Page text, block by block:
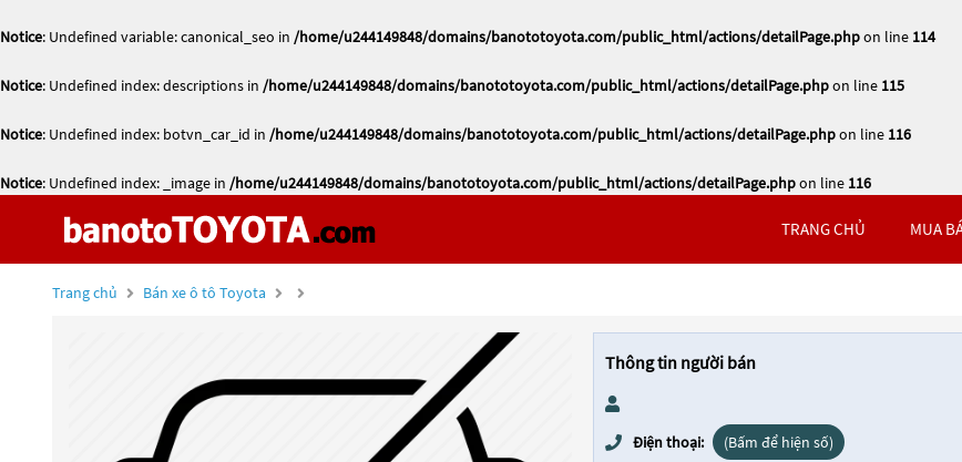
Notice: Undefined variable: canonical_seo in /home/u244149848/domains/banototoyota.com/public_html/actions/detailPage.phpon line 114
Notice: Undefined index: descriptions in /home/u244149848/domains/banototoyota.com/public_html/actions/detailPage.phpon line 115
Notice: Undefined index: botvn_car_id in /home/u244149848/domains/banototoyota.com/public_html/actions/detailPage.phpon line 116
Notice: Undefined index: _image in /home/u244149848/domains/banototoyota.com/public_html/actions/detailPage.phpon line 116
TRANG CHỦ MUA
Trang chủ Bán xe ô tô Toyota
Thông tin người bán
Điện thoại: (Bấm để hiện số)